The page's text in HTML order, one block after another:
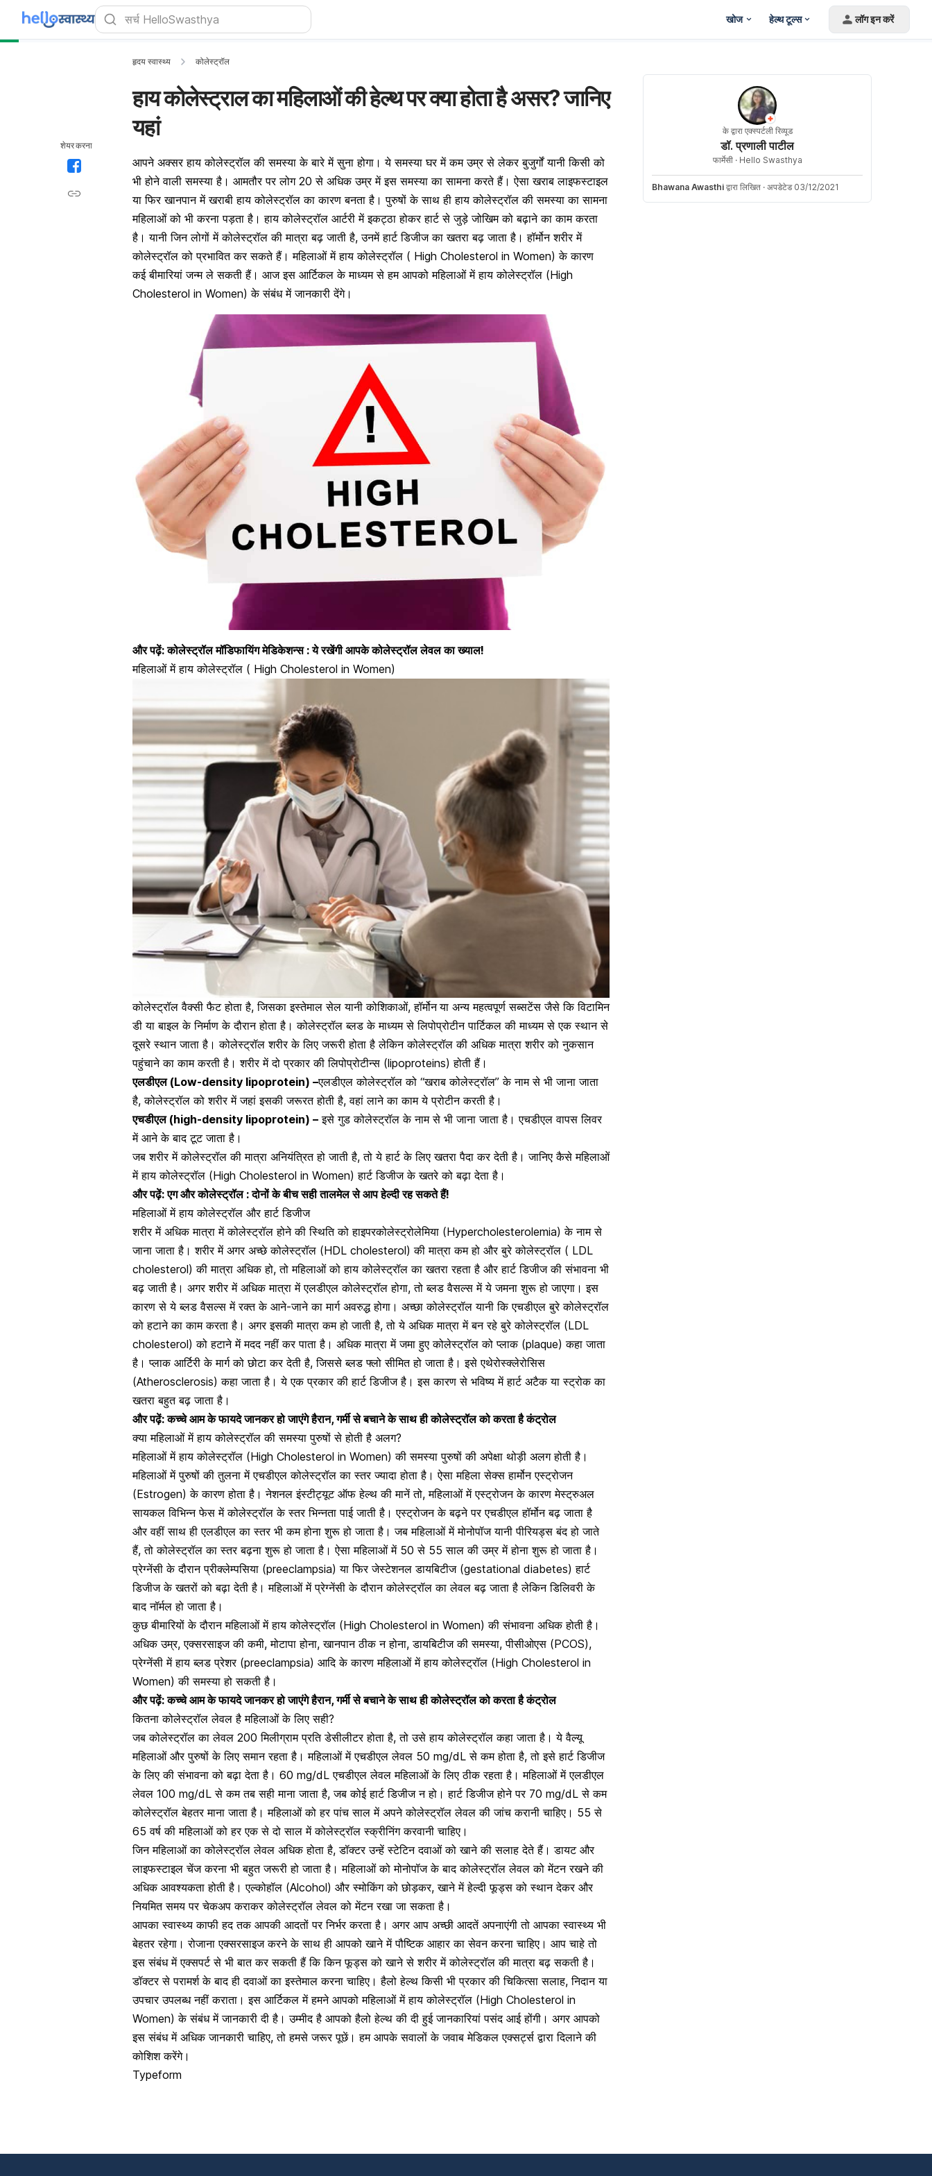
खोज हेल्थ टूल्स लॉग इन करें
शेयर करना
हृदय स्वास्थ्य कोलेस्ट्रॉल
हाय कोलेस्ट्राल का महिलाओं की हेल्थ पर क्या होता है असर? जानिए
यहां
आपने अक्सर हाय कोलेस्ट्रॉल की समस्या के बारे में सुना होगा। ये समस्या घर में कम उम्र से लेकर बुजुर्गों यानी किसी को
भी होने वाली समस्या है। आमतौर पर लोग 20 से अधिक उम्र में इस समस्या का सामना करते हैं। ऐसा खराब लाइफस्टाइल
या फिर खानपान में खराबी हाय कोलेस्ट्रॉल का कारण बनता है। पुरुषों के साथ ही हाय कोलेस्ट्रॉल की समस्या का सामना
महिलाओं को भी करना पड़ता है। हाय कोलेस्ट्रॉल आर्टरी में इकट्ठा होकर हार्ट से जुड़े जोखिम को बढ़ाने का काम करता
है। यानी जिन लोगों में कोलेस्ट्रॉल की मात्रा बढ़ जाती है, उनमें हार्ट डिजीज का खतरा बढ़ जाता है। हॉर्मोन शरीर में
कोलेस्ट्रॉल को प्रभावित कर सकते हैं। महिलाओं में हाय कोलेस्ट्रॉल ( High Cholesterol in Women) के कारण
कई बीमारियां जन्म ले सकती हैं। आज इस आर्टिकल के माध्यम से हम आपको महिलाओं में हाय कोलेस्ट्रॉल (High
Cholesterol in Women) के संबंध में जानकारी देंगे।
और पढ़ें:कोलेस्ट्रॉल मॉडिफायिंग मेडिकेशन्स : ये रखेंगी आपके कोलेस्ट्रॉल लेवल का ख्याल!
महिलाओं में हाय कोलेस्ट्रॉल ( High Cholesterol in Women)
कोलेस्ट्रॉल वैक्सी फैट होता है, जिसका इस्तेमाल सेल यानी कोशिकाओं, हॉर्मोन या अन्य महत्वपूर्ण सब्सटेंस जैसे कि विटामिन
डी या बाइल के निर्माण के दौरान होता है। कोलेस्ट्रॉल ब्लड के माध्यम से लिपोप्रोटीन पार्टिकल की माध्यम से एक स्थान से
दूसरे स्थान जाता है। कोलेस्ट्रॉल शरीर के लिए जरूरी होता है लेकिन कोलेस्ट्रॉल की अधिक मात्रा शरीर को नुकसान
पहुंचाने का काम करती है। शरीर में दो प्रकार की लिपोप्रोटीन्स (lipoproteins) होती हैं।
एलडीएल (Low-density lipoprotein) –एलडीएल कोलेस्ट्रॉल को “खराब कोलेस्ट्रॉल” के नाम से भी जाना जाता
है, कोलेस्ट्रॉल को शरीर में जहां इसकी जरूरत होती है, वहां लाने का काम ये प्रोटीन करती है।
एचडीएल (high-density lipoprotein) – इसे गुड कोलेस्ट्रॉल के नाम से भी जाना जाता है। एचडीएल वापस लिवर
में आने के बाद टूट जाता है।
जब शरीर में कोलेस्ट्रॉल की मात्रा अनियंत्रित हो जाती है, तो येहार्ट के लिए खतरा पैदा कर देती है। जानिए कैसे महिलाओं
में हाय कोलेस्ट्रॉल (High Cholesterol in Women) हार्ट डिजीज के खतरे को बढ़ा देता है।
और पढ़ें:एग और कोलेस्ट्रॉल : दोनों के बीच सही तालमेल से आप हेल्दी रह सकते हैं!
महिलाओं में हाय कोलेस्ट्रॉल और हार्ट डिजीज
शरीर में अधिक मात्रा में कोलेस्ट्रॉल होने की स्थिति को हाइपरकोलेस्ट्रोलेमिया (Hypercholesterolemia) के नाम से
जाना जाता है। शरीर में अगर अच्छे कोलेस्ट्रॉल (HDL cholesterol) की मात्रा कम हो औरबुरे कोलेस्ट्रॉल ( LDL
cholesterol) की मात्रा अधिक हो, तो महिलाओं को हाय कोलेस्ट्रॉल का खतरा रहता है और हार्ट डिजीज की संभावना भी
बढ़ जाती है। अगर शरीर में अधिक मात्रा में एलडीएल कोलेस्ट्रॉल होगा, तो ब्लड वैसल्स में ये जमना शुरू हो जाएगा। इस
कारण से ये ब्लड वैसल्स में रक्त के आने-जाने का मार्ग अवरुद्ध होगा। अच्छा कोलेस्ट्रॉल यानी कि एचडीएल बुरे कोलेस्ट्रॉल
को हटाने का काम करता है। अगर इसकी मात्रा कम हो जाती है, तो ये अधिक मात्रा में बन रहे बुरे कोलेस्ट्रॉल (LDL
cholesterol) को हटाने में मदद नहीं कर पाता है। अधिक मात्रा में जमा हुए कोलेस्ट्रॉल कोप्लाक (plaque) कहा जाता
है। प्लाक आर्टिरी के मार्ग को छोटा कर देती है, जिससे ब्लड फ्लो सीमित हो जाता है। इसे एथेरोस्क्लेरोसिस
(Atherosclerosis) कहा जाता है। ये एक प्रकार की हार्ट डिजीज है। इस कारण से भविष्य में हार्ट अटैक या स्ट्रोक का
खतरा बहुत बढ़ जाता है।
और पढ़ें:कच्चे आम के फायदे जानकर हो जाएंगे हैरान, गर्मी से बचाने के साथ ही कोलेस्ट्रॉल को करता है कंट्रोल
क्या महिलाओं में हाय कोलेस्ट्रॉल की समस्या पुरुषों से होती है अलग?
महिलाओं में हाय कोलेस्ट्रॉल (High Cholesterol in Women) की समस्या पुरुषों की अपेक्षा थोड़ी अलग होती है।
महिलाओं में पुरुषों की तुलना में एचडीएल कोलेस्ट्रॉल का स्तर ज्यादा होता है। ऐसा महिला सेक्स हार्मोनएस्ट्रोजन
(Estrogen) के कारण होता है। नेशनल इंस्टीट्यूट ऑफ हेल्थ की मानें तो, महिलाओं में एस्ट्रोजन के कारण मेस्ट्रुअल
सायकल विभिन्न फेस में कोलेस्ट्रॉल के स्तर भिन्नता पाई जाती है। एस्ट्रोजन के बढ़ने पर एचडीएल हॉर्मोन बढ़ जाता है
और वहीं साथ ही एलडीएल का स्तर भी कम होना शुरू हो जाता है। जब महिलाओं में मोनोपॉज यानी पीरियड्स बंद हो जाते
हैं, तो कोलेस्ट्रॉल का स्तर बढ़ना शुरू हो जाता है। ऐसा महिलाओं में 50 से 55 साल की उम्र में होना शुरू हो जाता है।
प्रेग्नेंसी के दौरान प्रीक्लेम्पसिया (preeclampsia) या फिरजेस्टेशनल डायबिटीज (gestational diabetes) हार्ट
डिजीज के खतरों को बढ़ा देती है। महिलाओं में प्रेग्नेंसी के दौरान कोलेस्ट्रॉल का लेवल बढ़ जाता है लेकिन डिलिवरी के
बाद नॉर्मल हो जाता है।
कुछ बीमारियों के दौरान महिलाओं में हाय कोलेस्ट्रॉल (High Cholesterol in Women) की संभावना अधिक होती है।
अधिक उम्र, एक्सरसाइज की कमी, मोटापा होना, खानपान ठीक न होना, डायबिटीज की समस्या, पीसीओएस (PCOS),
प्रेग्नेंसी में हाय ब्लड प्रेशर (preeclampsia) आदि के कारण महिलाओं में हाय कोलेस्ट्रॉल (High Cholesterol in
Women) की समस्या हो सकती है।
और पढ़ें:कच्चे आम के फायदे जानकर हो जाएंगे हैरान, गर्मी से बचाने के साथ ही कोलेस्ट्रॉल को करता है कंट्रोल
कितना कोलेस्ट्रॉल लेवल है महिलाओं के लिए सही?
जब कोलेस्ट्रॉल का लेवल 200 मिलीग्राम प्रति डेसीलीटर होता है, तो उसे हाय कोलेस्ट्रॉल कहा जाता है। ये वैल्यू
महिलाओं और पुरुषों के लिए समान रहता है। महिलाओं में एचडीएल लेवल 50 mg/dL से कम होता है, तो इसे हार्ट डिजीज
के लिए की संभावना को बढ़ा देता है। 60 mg/dL एचडीएल लेवल महिलाओं के लिए ठीक रहता है। महिलाओं में एलडीएल
लेवल 100 mg/dL से कम तब सही माना जाता है, जब कोई हार्ट डिजीज न हो। हार्ट डिजीज होने पर 70 mg/dL से कम
कोलेस्ट्रॉल बेहतर माना जाता है। महिलाओं को हर पांच साल में अपने कोलेस्ट्रॉल लेवल की जांच करानी चाहिए। 55 से
65 वर्ष की महिलाओं को हर एक से दो साल में कोलेस्ट्रॉल स्क्रीनिंग करवानी चाहिए।
जिन महिलाओं का कोलेस्ट्रॉल लेवल अधिक होता है, डॉक्टर उन्हें स्टेटिन दवाओं को खाने की सलाह देते हैं। डायट और
लाइफस्टाइल चेंज करना भी बहुत जरूरी हो जाता है। महिलाओं को मोनोपॉज के बाद कोलेस्ट्रॉल लेवल को मेंटन रखने की
अधिक आवश्यकता होती है।एल्कोहॉल (Alcohol) और स्मोकिंग को छोड़कर, खाने में हेल्दी फूड्स को स्थान देकर और
नियमित समय पर चेकअप कराकर कोलेस्ट्रॉल लेवल को मेंटन रखा जा सकता है।
आपका स्वास्थ्य काफी हद तक आपकी आदतों पर निर्भर करता है। अगर आप अच्छी आदतें अपनाएंगी तो आपका स्वास्थ्य भी
बेहतर रहेगा। रोजाना एक्सरसाइज करने के साथ ही आपको खाने में पौष्टिक आहार का सेवन करना चाहिए। आप चाहे तो
इस संबंध में एक्सपर्ट से भी बात कर सकती हैं कि किन फूड्स को खाने से शरीर में कोलेस्ट्रॉल की मात्रा बढ़ सकती है।
डॉक्टर से परामर्श के बाद ही दवाओं का इस्तेमाल करना चाहिए। हैलो हेल्थ किसी भी प्रकार की चिकित्सा सलाह, निदान या
उपचार उपलब्ध नहीं कराता। इस आर्टिकल में हमने आपको महिलाओं में हाय कोलेस्ट्रॉल (High Cholesterol in
Women) के संबंध में जानकारी दी है। उम्मीद है आपको हैलो हेल्थ की दी हुई जानकारियां पसंद आई होंगी। अगर आपको
इस संबंध में अधिक जानकारी चाहिए, तो हमसे जरूर पूछें। हम आपके सवालों के जवाब मेडिकल एक्सर्ट्स द्वारा दिलाने की
कोशिश करेंगे।
Typeform
के द्वारा एक्स्पर्टली रिव्यूड
डॉ. प्रणाली पाटील
फार्मेसी · Hello Swasthya
Bhawana Awasthi द्वारा लिखित · अपडेटेड 03/12/2021